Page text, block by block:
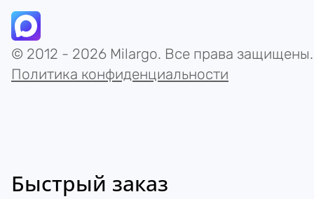
© 2012 - 2026 Milargo. Все права защищены.
Политика конфиденциальности
Быстрый заказ